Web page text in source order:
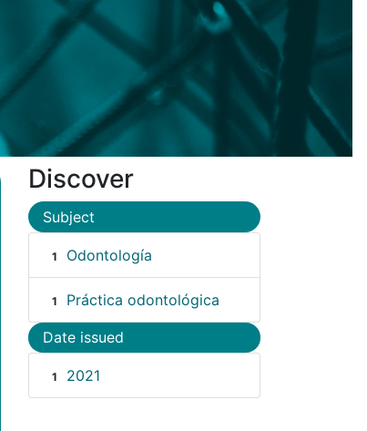
Discover
Subject
1 Odontología
1 Práctica odontológica
Date issued
1 2021